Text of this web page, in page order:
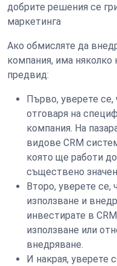
добрите решения се
маркетинга
Ако обмисляте да
компания, има няколко
предвид:
Първо, уверете се,
отговаря на
компания. На
видове CRM
която ще работи
съществено
Второ, уверете се,
използване и
инвестирате в
използване или
внедряване.
И накрая, уверете